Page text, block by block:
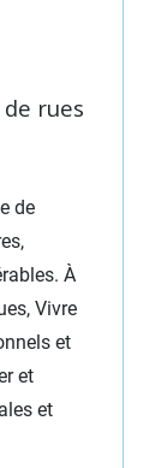
rues
de
À
Vivre
et
et
et